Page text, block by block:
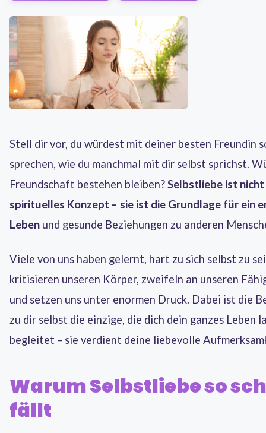
Stell dir vor, du würdest mit deiner besten Freundin
sprechen, wie du manchmal mit dir selbst sprichst.
Freundschaft bestehen bleiben?Selbstliebe ist nicht
spirituelles Konzept – sie ist die Grundlage für ein
Leben und gesunde Beziehungen zu anderen
Viele von uns haben gelernt, hart zu sich selbst zu
kritisieren unseren Körper, zweifeln an unseren
und setzen uns unter enormen Druck. Dabei ist die
zu dir selbst die einzige, die dich dein ganzes Leben
begleitet – sie verdient deine liebevolle
Warum Selbstliebe so
fällt